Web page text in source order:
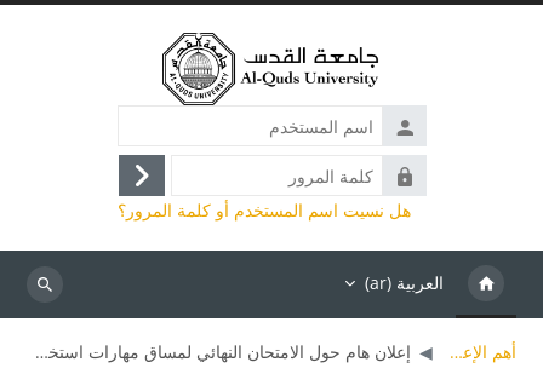
اسم
المستخدم
كلمة
المرور
تسجيل
الدخول
هل نسيت اسم المستخدم أو كلمة المرور؟
العربية ‎(ar)‎
بحث
أهم الإعلانات إعلان هام حول الامتحان النهائي لمساق مهارات استخدام الحاسوب